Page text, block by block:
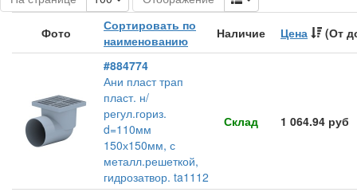
Фото
Сортировать по
наименованию
Наличие Цена (От
#884774
Ани пласт трап
пласт. н/
регул.гориз.
d=110мм
150х150мм, с
металл.решеткой,
гидрозатвор. ta1112
Склад 1 064.94 руб